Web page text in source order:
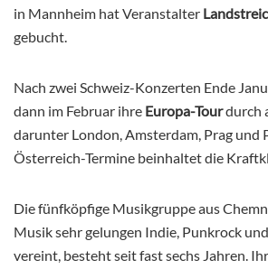
in Mannheim hat Veranstalter
gebucht.
Nach zwei Schweiz-Konzerten Ende
dann im Februar ihre Europa-Tourdurch
darunter London, Amsterdam, Prag und
Österreich-Termine beinhaltet die
Die fünfköpfige Musikgruppe aus
Musik sehr gelungen Indie, Punkrock
vereint, besteht seit fast sechs Jahren.